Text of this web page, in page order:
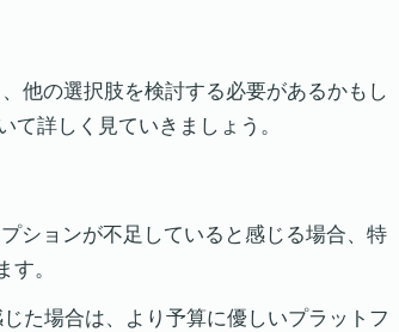
他の選択肢を検討する必要があるかもし
詳しく見ていきましょう。
ションが不足していると感じる場合、特
。
た場合は、より予算に優しいプラットフ